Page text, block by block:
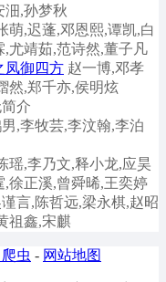
沺,孙梦秋
萌,迟蓬,邓恩熙,谭凯,白
尤靖茹,范诗然,董子凡
凤御四方 赵一博,邓孝
然,郑千亦,侯明炫
介
,李牧芸,李汶翰,李泊
瑶,李乃文,释小龙,应昊
徐正溪,曾舜晞,王奕婷
言,陈哲远,梁永棋,赵昭
祖鑫,宋麒
虫 - 网站地图